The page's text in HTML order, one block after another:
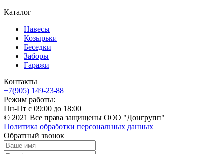
Каталог
Навесы
Козырьки
Беседки
Заборы
Гаражи
Контакты
+7(905) 149-23-88
Режим работы:
Пн-Пт с 09:00 до 18:00
© 2021 Все права защищены ООО "Донгрупп"
Политика обработки персональных данных
Обратный звонок